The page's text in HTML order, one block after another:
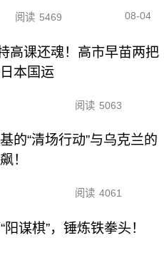
阅读 5469 08-04
高课还魂！高市早苗两把
本国运
阅读 5063
的“清场行动”与乌克兰的
！
阅读 4061
谋棋”，锤炼铁拳头！